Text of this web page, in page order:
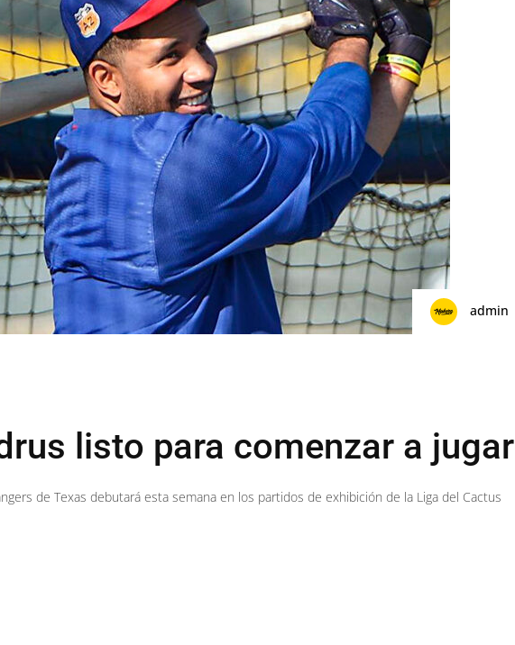
admin
listo para comenzar a jugar
de Texas debutará esta semana en los partidos de exhibición de la Liga del Cactus